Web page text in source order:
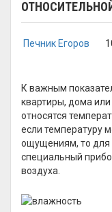
Печник Егоров
К важным
квартиры, дома
относятся
если температуру
ощущениям, то для
специальный
воздуха.